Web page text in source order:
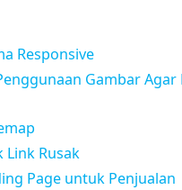
Responsive
Gambar Agar
Link Rusak
Page untuk Penjualan